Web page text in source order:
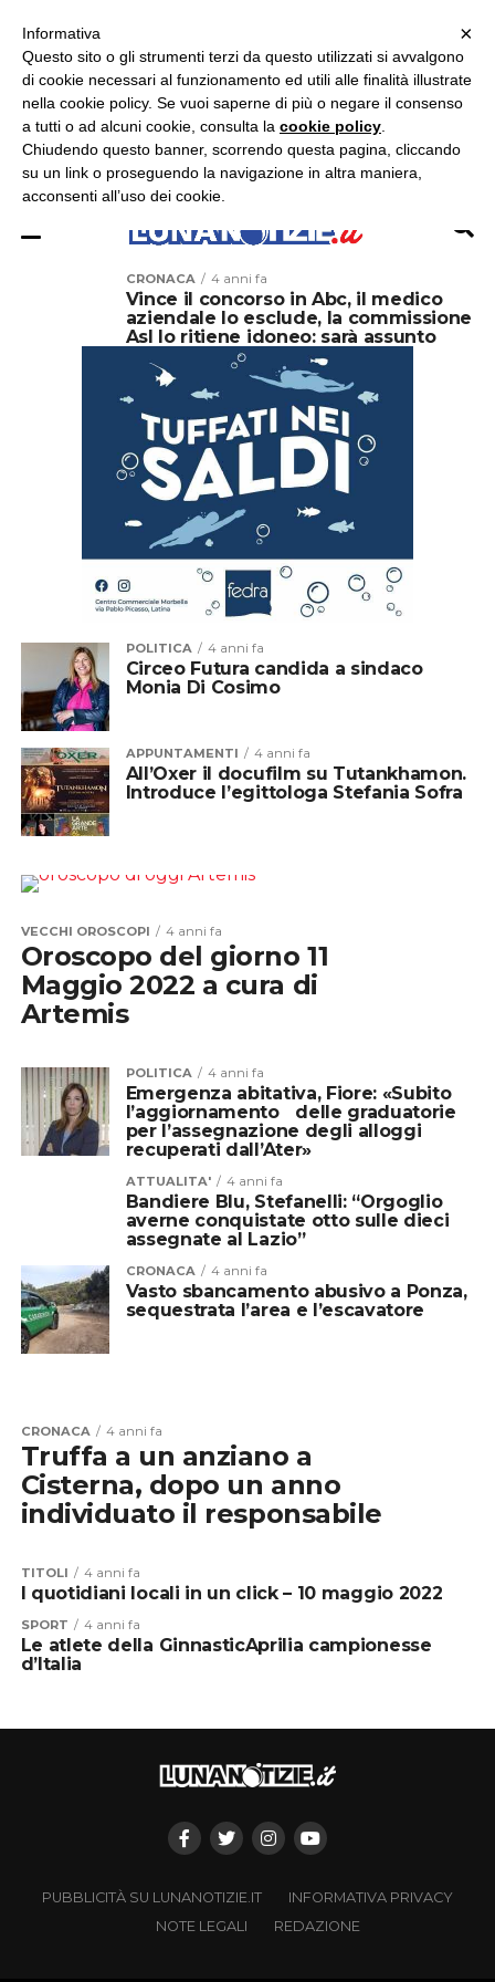
ASCOLTA RADIO LUNA
CRONACA 4 anni fa
Vince il concorso in Abc, il medico
aziendale lo esclude, la commissione
Asl lo ritiene idoneo: sarà assunto
POLITICA 4 anni fa
Circeo Futura candida a sindaco
Monia Di Cosimo
APPUNTAMENTI 4 anni fa
All’Oxer il docufilm su Tutankhamon.
Introduce l’egittologa Stefania Sofra
VECCHI OROSCOPI 4 anni fa
Oroscopo del giorno 11
Maggio 2022 a cura di
Artemis
POLITICA 4 anni fa
Emergenza abitativa, Fiore: «Subito
l’aggiornamento delle graduatorie
per l’assegnazione degli alloggi
recuperati dall’Ater»
ATTUALITA' 4 anni fa
Bandiere Blu, Stefanelli: “Orgoglio
averne conquistate otto sulle dieci
assegnate al Lazio”
CRONACA 4 anni fa
Vasto sbancamento abusivo a Ponza,
sequestrata l’area e l’escavatore
CRONACA 4 anni fa
Truffa a un anziano a
Cisterna, dopo un anno
individuato il responsabile
TITOLI 4 anni fa
I quotidiani locali in un click – 10 maggio 2022
SPORT 4 anni fa
Le atlete della GinnasticAprilia campionesse
d’Italia
PUBBLICITÀ SU LUNANOTIZIE.IT
INFORMATIVA PRIVACY
NOTE LEGALI
REDAZIONE
×
×
Informativa
Questo sito o gli strumenti terzi da questo utilizzati si avvalgono
di cookie necessari al funzionamento ed utili alle finalità illustrate
nella cookie policy. Se vuoi saperne di più o negare il consenso
a tutti o ad alcuni cookie, consulta la cookie policy
Chiudendo questo banner, scorrendo questa pagina, cliccando
su un link o proseguendo la navigazione in altra maniera,
acconsenti all’uso dei cookie.